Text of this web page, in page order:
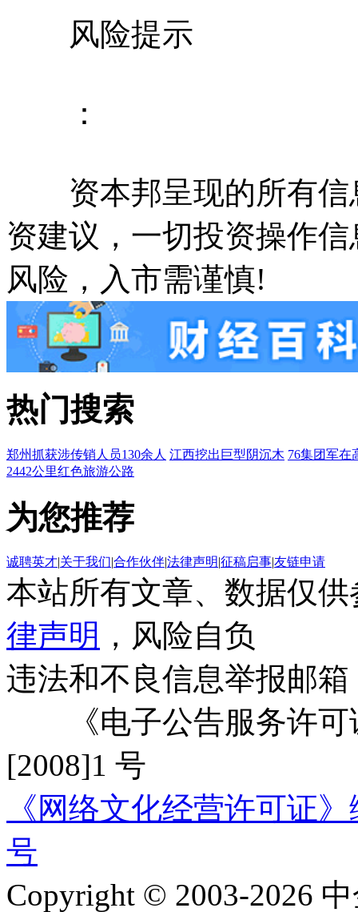
风险提示
：
资本邦呈现的所有信
资建议，一切投资操作
风险，入市需谨慎!
热门搜索
郑州抓获涉传销人员130余人 江西挖出巨型阴沉木 76集团军在
2442公里红色旅游公路
为您推荐
诚聘英才|关于我们|合作伙伴|法律声明|征稿启事|友链申请
本站所有文章、数据仅
律声明 ，风险自负
违法和不良信息举报邮箱
《电子公告服务许可
[2008]1 号
《网络文化经营许可证
号
Copyright © 2003-2026